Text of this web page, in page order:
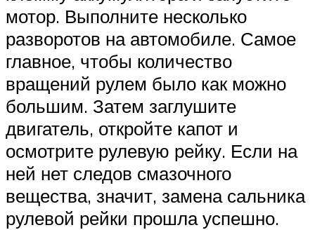
мотор. Выполните несколько
разворотов на автомобиле. Самое
главное, чтобы количество
вращений рулем было как можно
большим. Затем заглушите
двигатель, откройте капот и
осмотрите рулевую рейку. Если на
ней нет следов смазочного
вещества, значит, замена сальника
рулевой рейки прошла успешно.